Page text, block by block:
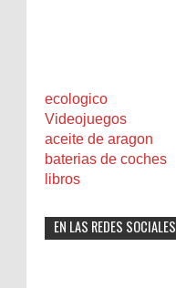
ecologico
Videojuegos
aceite de aragon
baterias de coches
libros
EN LAS REDES SOCIALES